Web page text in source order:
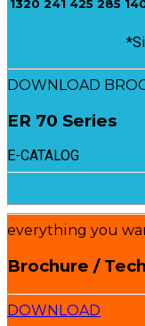
1320 241 425 285
DOWNLOAD
ER 70 Series
E-CATALOG
everything you
Brochure /
DOWNLOAD